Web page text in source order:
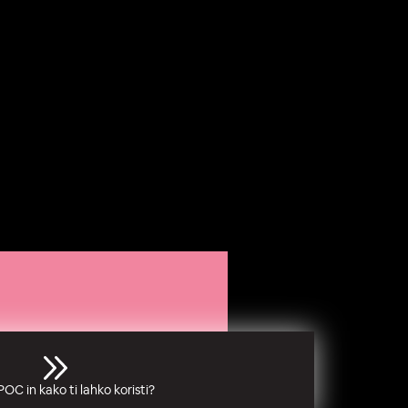
Nasl
ednj
in kako ti lahko koristi?